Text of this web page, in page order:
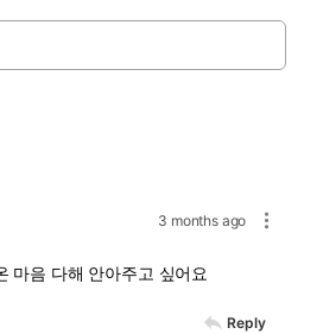
3 months ago
마음 다해 안아주고 싶어요
Reply